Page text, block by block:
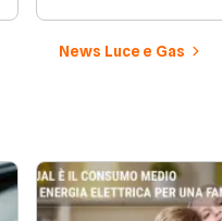
News Luce e Gas